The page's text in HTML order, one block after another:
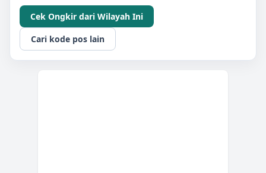
Cek Ongkir dari Wilayah Ini
Cari kode pos lain